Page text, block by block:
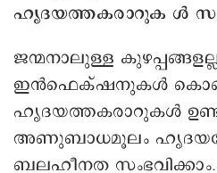
ഹൃദയത്തകരാറുക ൾ
ജന്മനാലുള്ള
ഇൻഫെക്‌ഷനുകൾ
ഹൃദയത്തകരാറുകൾ
അണുബാധമൂലം
ബലഹീനത